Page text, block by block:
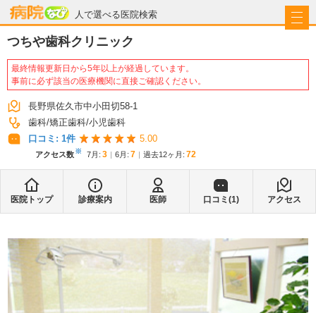
人で選べる医院検索
病院なび
つちや歯科クリニック
最終情報更新日から5年以上が経過しています。
事前に必ず該当の医療機関に直接ご確認ください。
長野県佐久市中小田切58-1
歯科 矯正歯科 小児歯科
口コミ: 1件 5.00
アクセス数※ 7月 : 3 6月 : 7 過去12ヶ月: 72
医院トップ 診療案内 医師 口コミ(1) アクセス